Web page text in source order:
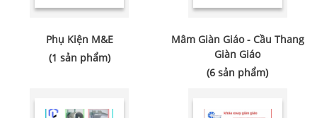
Phụ Kiện M&E
(1 sản phẩm)
Mâm Giàn Giáo - Cầu Thang
Giàn Giáo
(6 sản phẩm)